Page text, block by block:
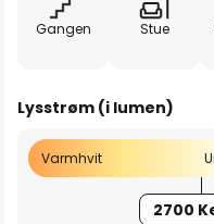
Gangen Stue
Lysstrøm (i lumen)
Varmhvit
2700